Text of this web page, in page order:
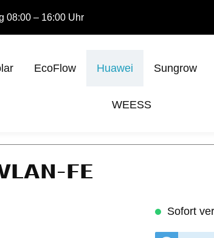
08:00 – 16:00 Uhr
EcoFlow Huawei Sungrow
WEESS
FE
Sofort